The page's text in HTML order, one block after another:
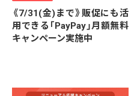
《7/31(金)まで》販促にも活
用できる「PayPay」月額無料
キャンペーン実施中